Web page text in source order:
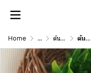
Home ... ต้นไม้ดอกไม้เลื้อยปลอม Artificial vine plant/ flower ต้นไม้เลื้อยปลอมประดิษฐ์ในตะกร้าหวายแขวนผนัง Artificial climbing plant in a wicker basket.